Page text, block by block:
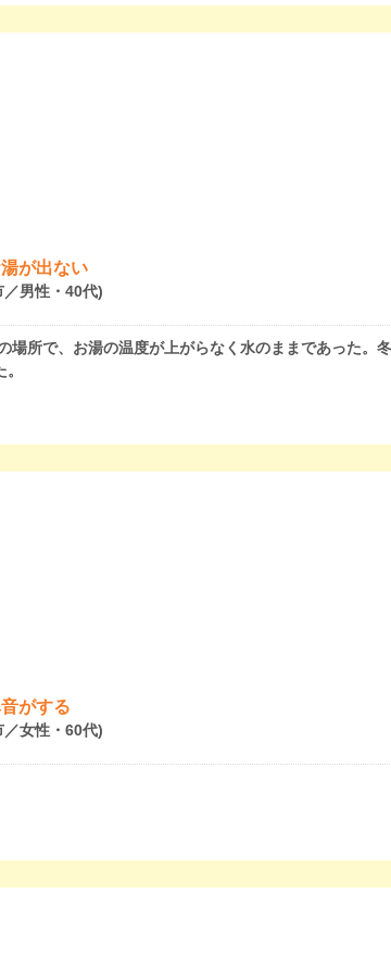
が出ない
男性・40代)
所で、お湯の温度が上がらなく水のままであった。
がする
女性・60代)